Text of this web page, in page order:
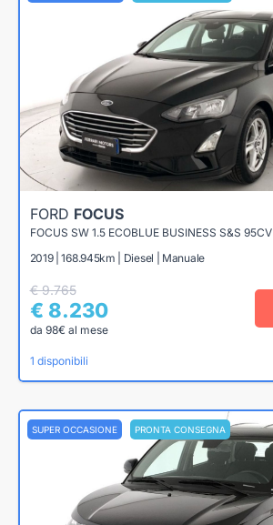
FORD FOCUS
FOCUS SW 1.5 ECOBLUE BUSINESS S&S 95CV
2019 | 168.945km | Diesel | Manuale
€ 9.765
€ 8.230
da 98€ al mese
1 disponibili
SUPER OCCASIONE PRONTA CONSEGNA